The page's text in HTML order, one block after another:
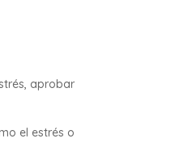
aprobar
el estrés o